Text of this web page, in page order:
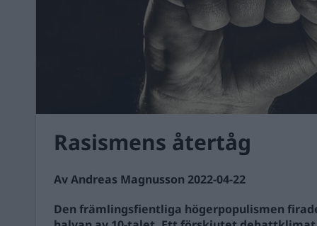
Rasismens återtåg
Av Andreas Magnusson 2022-04-22
Den främlingsfientliga högerpopulismen